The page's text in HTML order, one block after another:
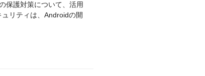
保護対策について、活用
リティは、Androidの開